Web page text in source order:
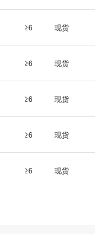
≥6 现货
≥6 现货
≥6 现货
≥6 现货
≥6 现货